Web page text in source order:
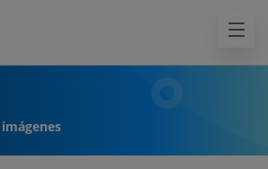
imágenes